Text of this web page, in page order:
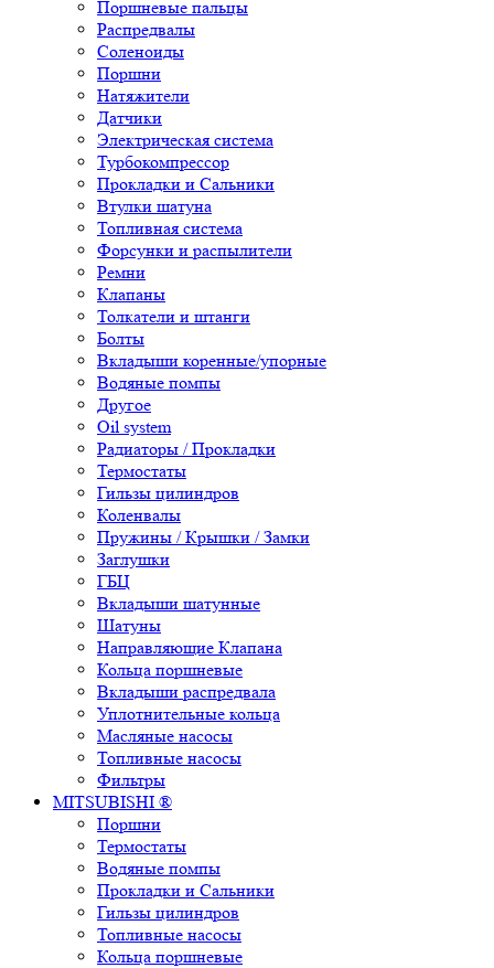
Поршневые пальцы
Распредвалы
Соленоиды
Поршни
Натяжители
Датчики
Электрическая система
Турбокомпрессор
Прокладки и Сальники
Втулки шатуна
Топливная система
Форсунки и распылители
Ремни
Клапаны
Толкатели и штанги
Болты
Вкладыши коренные/упорные
Водяные помпы
Другое
Oil system
Радиаторы / Прокладки
Термостаты
Гильзы цилиндров
Коленвалы
Пружины / Крышки / Замки
Заглушки
ГБЦ
Вкладыши шатунные
Шатуны
Направляющие Клапана
Кольца поршневые
Вкладыши распредвала
Уплотнительные кольца
Масляные насосы
Топливные насосы
Фильтры
MITSUBISHI ®
Поршни
Термостаты
Водяные помпы
Прокладки и Сальники
Гильзы цилиндров
Топливные насосы
Кольца поршневые